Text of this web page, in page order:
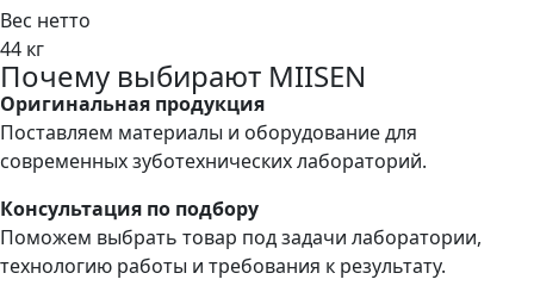
Вес нетто
44 кг
Почему выбирают MIISEN
Оригинальная продукция
Поставляем материалы и оборудование для
современных зуботехнических лабораторий.
Консультация по подбору
Поможем выбрать товар под задачи лаборатории,
технологию работы и требования к результату.